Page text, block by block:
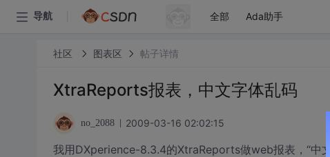
导航 全部 Ada助手
社区 图表区 帖子详情
XtraReports报表，中文字体乱码
no_2088 2009-03-16 02:02:15
我用DXperience-8.3.4的XtraReports做web报表，“中